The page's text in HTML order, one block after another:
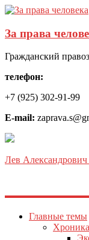
За права
Гражданский
телефон:
+7 (925) 302-91-99
E-mail:
Лев
Главные темы
Хроника